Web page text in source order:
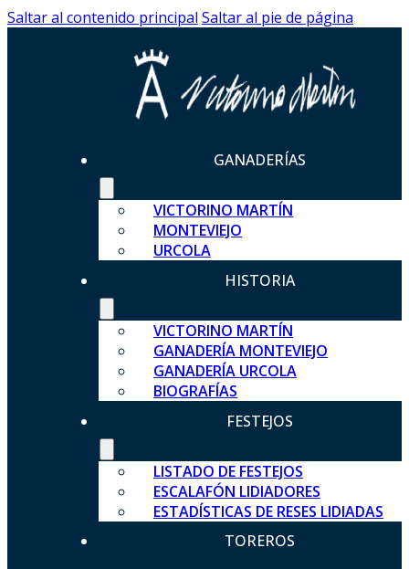
Saltar al contenido principal Saltar al pie de página
GANADERÍAS
VICTORINO MARTÍN
MONTEVIEJO
URCOLA
HISTORIA
VICTORINO MARTÍN
GANADERÍA MONTEVIEJO
GANADERÍA URCOLA
BIOGRAFÍAS
FESTEJOS
LISTADO DE FESTEJOS
ESCALAFÓN LIDIADORES
ESTADÍSTICAS DE RESES LIDIADAS
TOREROS